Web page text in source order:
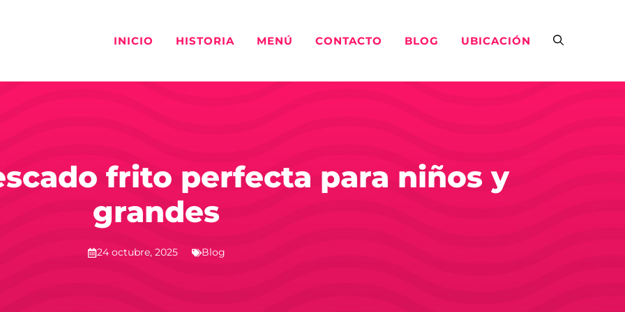
INICIO HISTORIA MENÚ CONTACTO BLOG UBICACIÓN
frito perfecta para niños y
grandes
24 octubre, 2025 Blog